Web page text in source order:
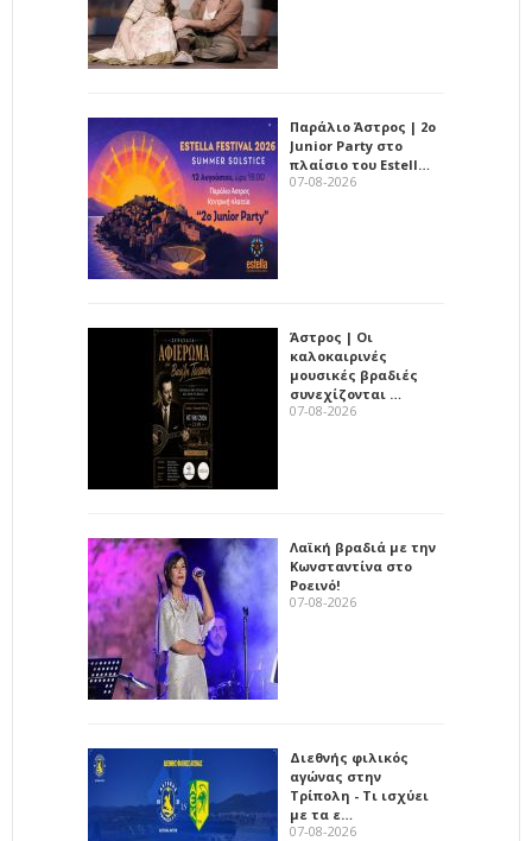
Παράλιο Άστρος | 2ο
Junior Party στο
πλαίσιο του Estell…
07-08-2026
Άστρος | Οι
καλοκαιρινές
μουσικές βραδιές
συνεχίζονται …
07-08-2026
Λαϊκή βραδιά με την
Κωνσταντίνα στο
Ροεινό!
07-08-2026
Διεθνής φιλικός
αγώνας στην
Τρίπολη - Τι ισχύει
με τα ε…
07-08-2026